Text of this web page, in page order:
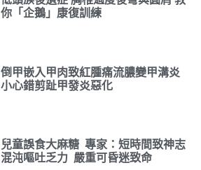
你「企鵝」康復訓練
倒甲嵌入甲肉致紅腫痛流膿變甲溝炎
小心錯剪趾甲發炎惡化
兒童誤食大麻糖 專家：短時間致神志
混沌嘔吐乏力 嚴重可昏迷致命